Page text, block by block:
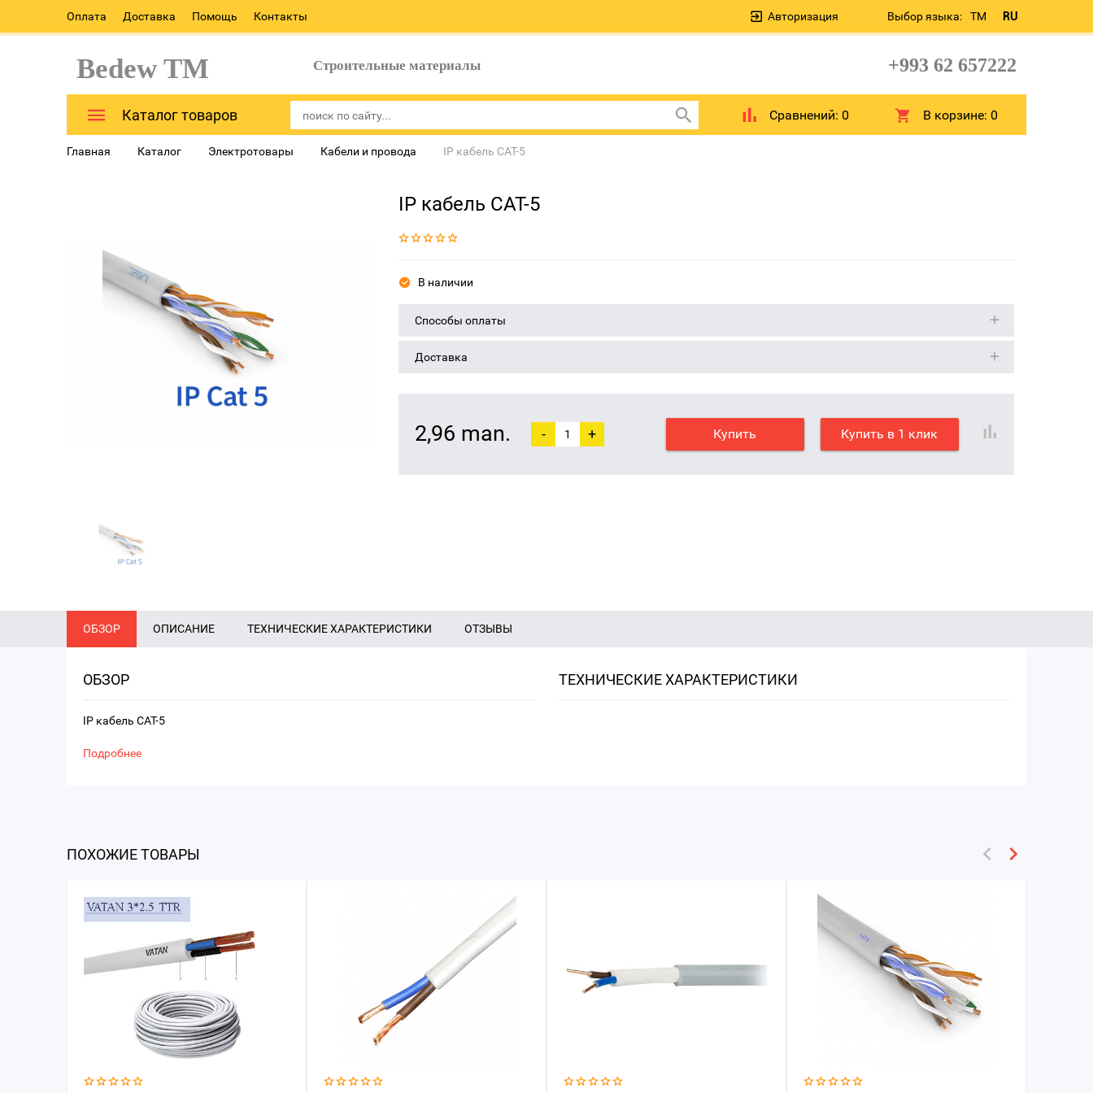
Оплата Доставка Помощь Контакты Выбор языка: TM RU
Авторизация
Bedew TM Строительные материалы +993 62 657222
Каталог товаров Сравнений: 0 В корзине:0
Главная Каталог Электротовары Кабели и провода IP кабель CAT-5
IP кабель CAT-5
В наличии
Способы оплаты
Доставка
2,96 man. - + Купить Купить в 1 клик
ОБЗОР ОПИСАНИЕ ТЕХНИЧЕСКИЕ ХАРАКТЕРИСТИКИ ОТЗЫВЫ
ОБЗОР
IP кабель CAT-5
Подробнее
ТЕХНИЧЕСКИЕ ХАРАКТЕРИСТИКИ
ПОХОЖИЕ ТОВАРЫ